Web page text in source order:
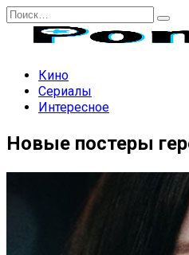
Перейти
содержанию
Search
Кино
Сериалы
Интересное
Новые постеры